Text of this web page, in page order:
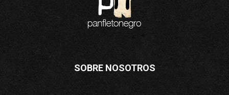
SOBRE NOSOTROS